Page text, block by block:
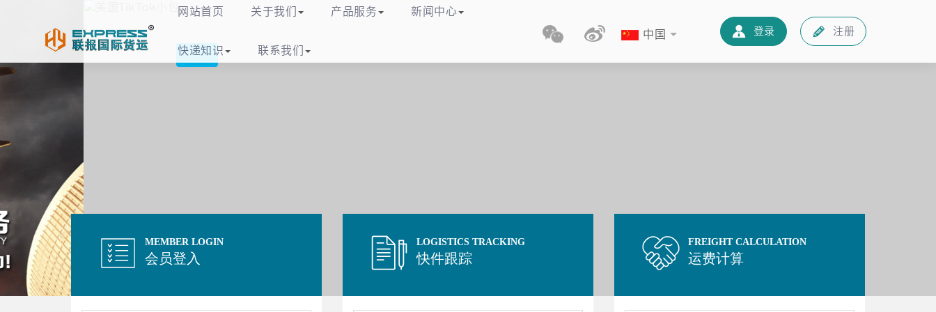
网站首页 关于我们 产品服务 新闻中心
快递知识 联系我们
中国 登录 注册
产品服务 快递知识 联系我们 中文
义乌联报国际货运代理有限公司
MEMBER LOGIN
会员登入
LOGISTICS TRACKING
快件跟踪
FREIGHT CALCULATION
运费计算